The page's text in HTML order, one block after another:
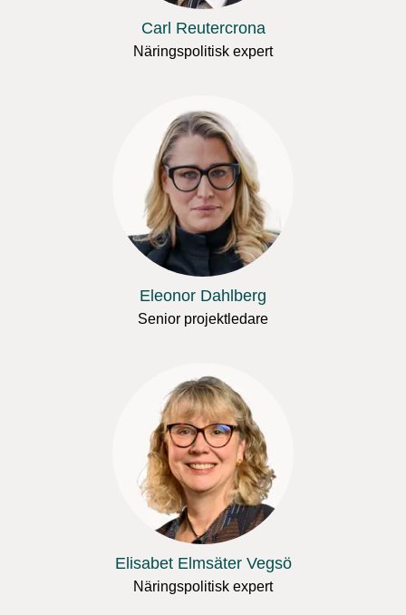
Carl Reutercrona
Näringspolitisk expert
Eleonor Dahlberg
Senior projektledare
Elisabet Elmsäter Vegsö
Näringspolitisk expert